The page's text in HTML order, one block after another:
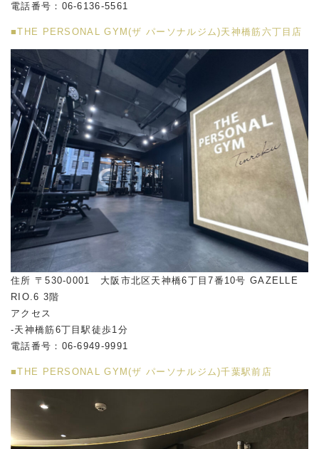
電話番号：06-6136-5561
■THE PERSONAL GYM(ザ パーソナルジム)天神橋筋六丁目店
住所 〒530-0001 大阪市北区天神橋6丁目7番10号 GAZELLE
RIO.6 3階
アクセス
-天神橋筋6丁目駅徒歩1分
電話番号：06-6949-9991
■THE PERSONAL GYM(ザ パーソナルジム)千葉駅前店